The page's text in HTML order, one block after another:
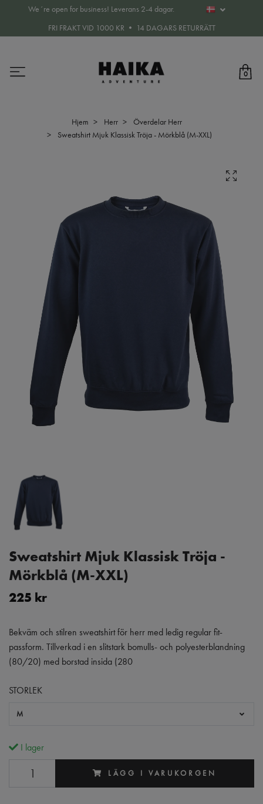
We´re open for business! Leverans 2-4 dagar.
FRI FRAKT VID 1000 KR • 14 DAGARS RETURRÄTT
0
Hjem Herr
Överdelar Herr
Sweatshirt Mjuk Klassisk Tröja - Mörkblå (M-XXL)
Sweatshirt Mjuk Klassisk Tröja -
Mörkblå (M-XXL)
225 kr
Bekväm och stilren sweatshirt för herr med ledig regular fit-
passform. Tillverkad i en slitstark bomulls- och polyesterblandning
(80/20) med borstad insida (280
STORLEK
M
I lager
LÄGG I VARUKORGEN